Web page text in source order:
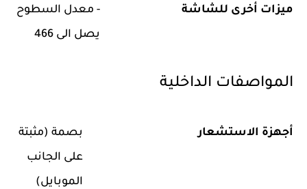
ميزات أخرى للشاشة
- معدل السطوح
يصل الى 466
المواصفات الداخلية
أجهزة الاستشعار
بصمة (مثبتة
على الجانب
الموبايل)